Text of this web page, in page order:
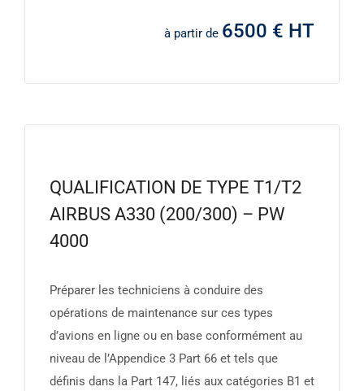
à partir de 6500 € HT
QUALIFICATION DE TYPE T1/T2
AIRBUS A330 (200/300) – PW
4000
Préparer les techniciens à conduire des
opérations de maintenance sur ces types
d’avions en ligne ou en base conformément au
niveau de l’Appendice 3 Part 66 et tels que
définis dans la Part 147, liés aux catégories B1 et